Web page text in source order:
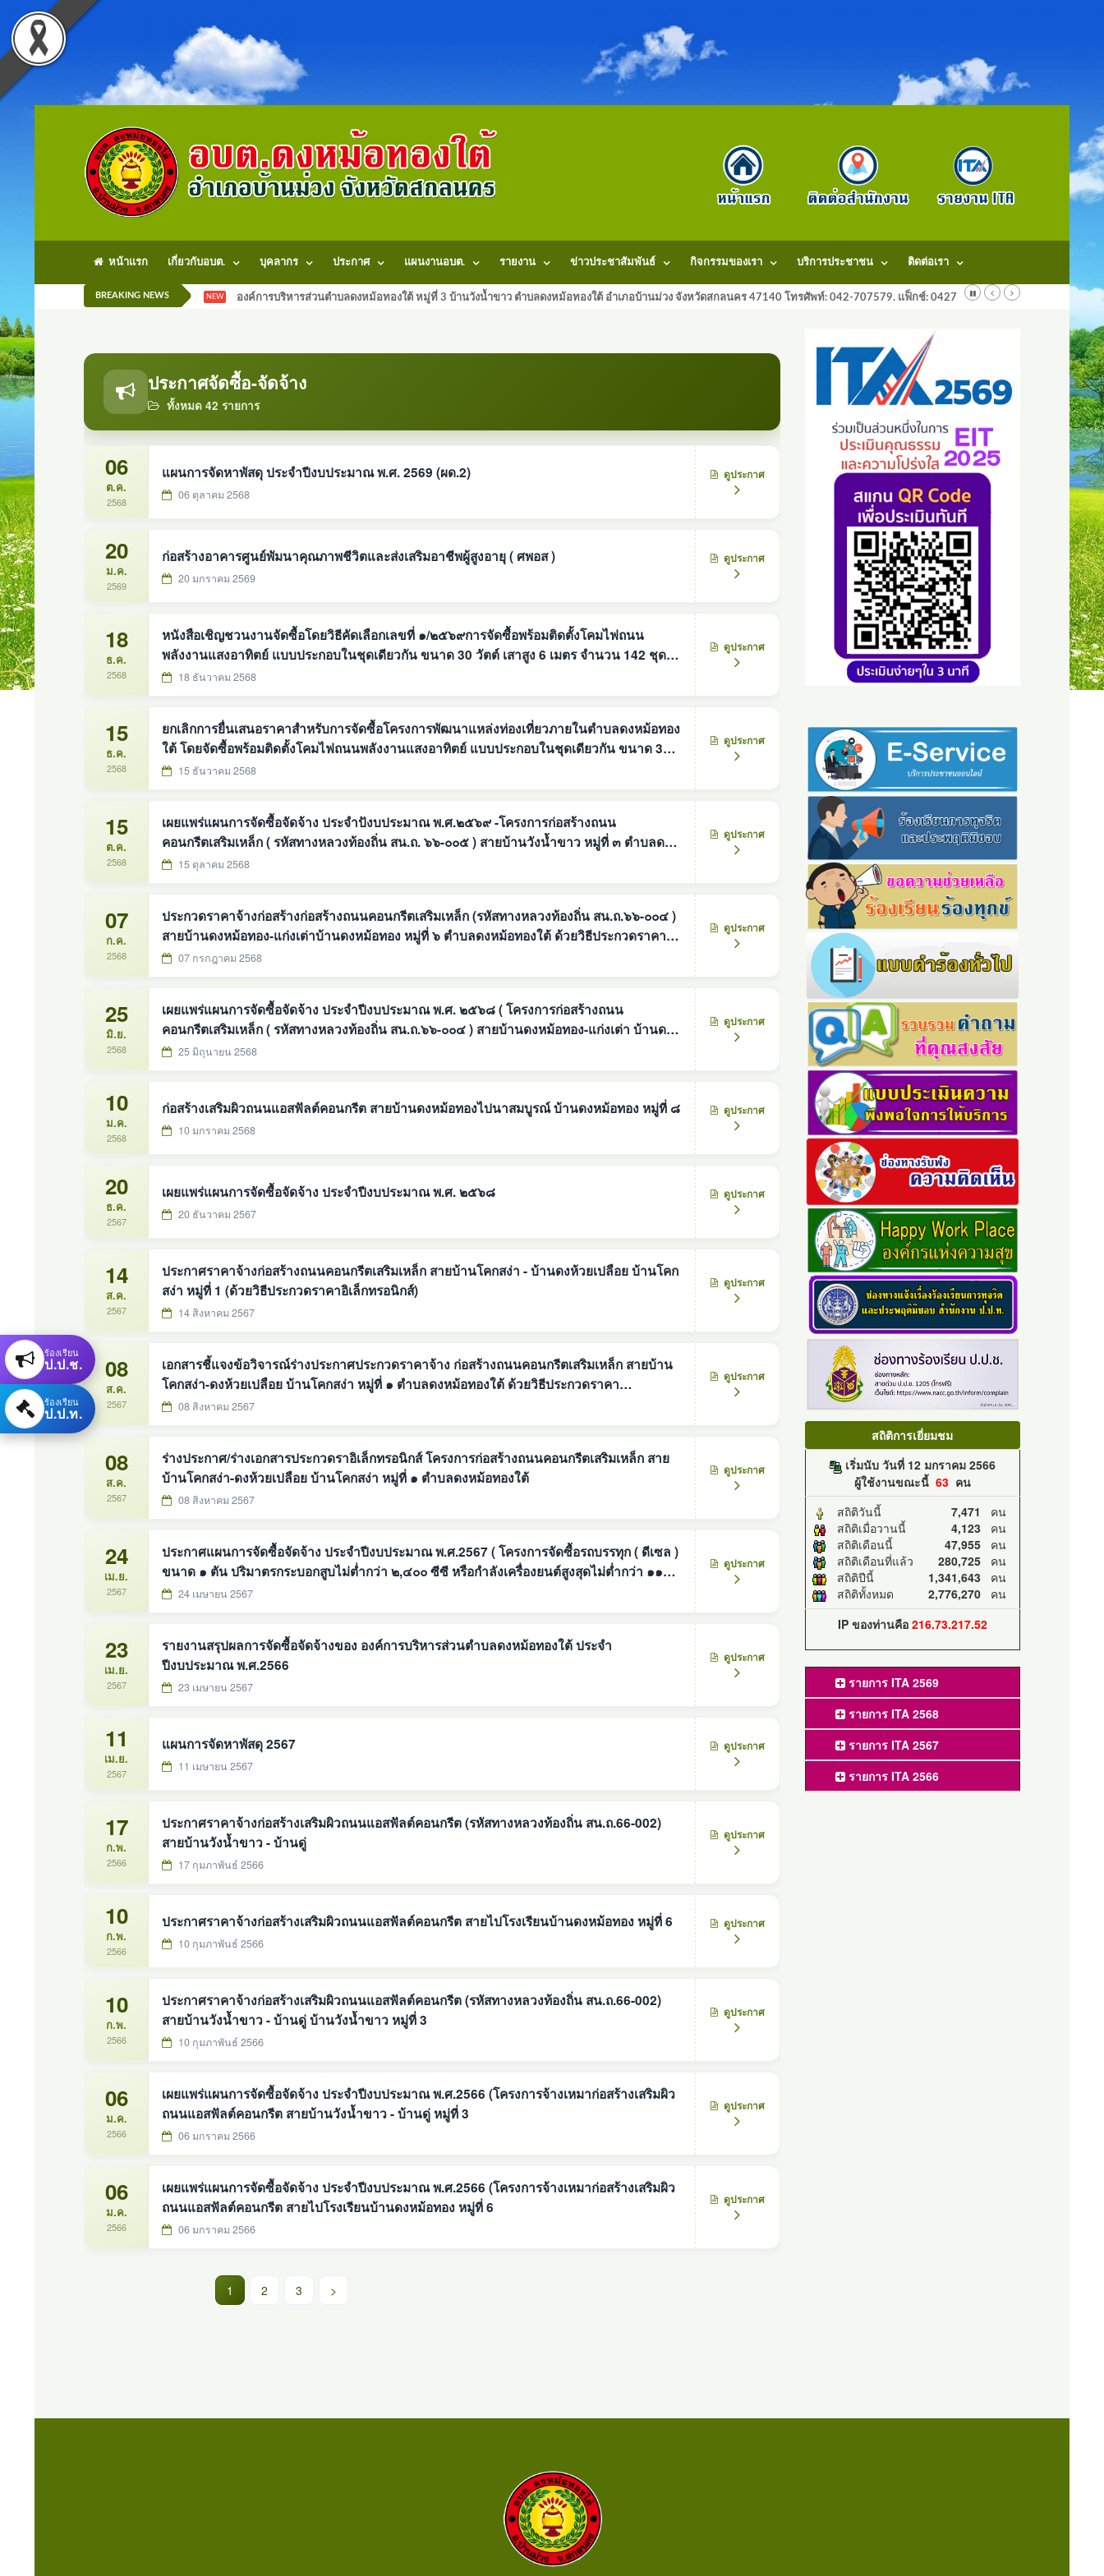
หน้าแรก เกี่ยวกับอบต. บุคลากร ประกาศ แผนงานอบต. รายงาน ข่าวประชาสัมพันธ์ กิจกรรมของเรา บริการประชาชน ติดต่อเรา
BREAKING NEWS NEW องค์การบริหารส่วนตำบลดงหม้อทองใต้ หมู่ที่ 3 บ้านวังน้ำขาว ตำบลดงหม้อทองใต้ อำเภอบ้านม่วง จังหวัดสกลนคร 47140 โทรศัพท์: 042-707579. แฟ็กช์: 042707579 E-Mail:
ประกาศจัดซื้อ-จัดจ้าง
ทั้งหมด 42 รายการ
06
ต.ค.
2568
แผนการจัดหาพัสดุ ประจำปีงบประมาณ พ.ศ. 2569 (ผด.2)
06 ตุลาคม 2568
ดูประกาศ
20
ม.ค.
2569
ก่อสร้างอาคารศูนย์พัมนาคุณภาพชีวิตและส่งเสริมอาชีพผู้สูงอายุ ( ศพอส )
20 มกราคม 2569
ดูประกาศ
18
ธ.ค.
2568
หนังสือเชิญชวนงานจัดซื้อโดยวิธีคัดเลือกเลขที่ ๑/๒๕๖๙การจัดซื้อพร้อมติดตั้งโคมไฟถนน
พลังงานแสงอาทิตย์ แบบประกอบในชุดเดียวกัน ขนาด 30 วัตต์ เสาสูง 6 เมตร จำนวน 142 ชุด
องค์การบริหารส่วนตำบลดงหม้อทองใต้ อำเภอบ้านม่วง จังหวัดสกลนคร โดยวิธีคัดเลือก ตาม
18 ธันวาคม 2568
ดูประกาศ
15
ธ.ค.
2568
ยกเลิกการยื่นเสนอราคาสำหรับการจัดซื้อโครงการพัฒนาแหล่งท่องเที่ยวภายในตำบลดงหม้อทอง
ใต้ โดยจัดซื้อพร้อมติดตั้งโคมไฟถนนพลังงานแสงอาทิตย์ แบบประกอบในชุดเดียวกัน ขนาด 30
วัตต์ เสาสูง 6 เมตร จำนวน 142 ชุด องค์การบริหารส่วนตำบลดงหม้อทองใต้ อำเภอบ้านม่วง จัง
15 ธันวาคม 2568
ดูประกาศ
15
ต.ค.
2568
เผยแพร่แผนการจัดซื้อจัดจ้าง ประจำปังบประมาณ พ.ศ.๒๕๖๙ -โครงการก่อสร้างถนน
คอนกรีตเสริมเหล็ก ( รหัสทางหลวงท้องถิ่น สน.ถ. ๖๖-๐๐๕ ) สายบ้านวังน้ำขาว หมู่ที่ ๓ ตำบลดง
หม้อทองใต้ อำเภอบ้านม่วง จังหวัดสกลนคร -บ้านหนองบ่อ หมู่ที่ ๘ ตำบลมาย อำเภอบ้านม่วง จัง
15 ตุลาคม 2568
ดูประกาศ
07
ก.ค.
2568
ประกวดราคาจ้างก่อสร้างก่อสร้างถนนคอนกรีตเสริมเหล็ก (รหัสทางหลวงท้องถิ่น สน.ถ.๖๖-๐๐๔ )
สายบ้านดงหม้อทอง-แก่งเต่าบ้านดงหม้อทอง หมู่ที่ ๖ ตำบลดงหม้อทองใต้ ด้วยวิธีประกวดราคา
อิเล็กทรอนิกส์ (e-bidding)
07 กรกฎาคม 2568
ดูประกาศ
25
มิ.ย.
2568
เผยแพร่แผนการจัดซื้อจัดจ้าง ประจำปีงบประมาณ พ.ศ. ๒๕๖๘ ( โครงการก่อสร้างถนน
คอนกรีตเสริมเหล็ก ( รหัสทางหลวงท้องถิ่น สน.ถ.๖๖-๐๐๔ ) สายบ้านดงหม้อทอง-แก่งเต่า บ้านดง
หม้อทอง หมู่ที่ ๖ )
25 มิถุนายน 2568
ดูประกาศ
10
ม.ค.
2568
ก่อสร้างเสริมผิวถนนแอสฟัลต์คอนกรีต สายบ้านดงหม้อทองไปนาสมบูรณ์ บ้านดงหม้อทอง หมู่ที่ ๘
10 มกราคม 2568
ดูประกาศ
20
ธ.ค.
2567
เผยแพร่แผนการจัดซื้อจัดจ้าง ประจำปีงบประมาณ พ.ศ. ๒๕๖๘
20 ธันวาคม 2567
ดูประกาศ
14
ส.ค.
2567
ประกาศราคาจ้างก่อสร้างถนนคอนกรีตเสริมเหล็ก สายบ้านโคกสง่า - บ้านดงห้วยเปลือย บ้านโคก
สง่า หมู่ที่ 1 (ด้วยวิธีประกวดราคาอิเล็กทรอนิกส์)
14 สิงหาคม 2567
ดูประกาศ
08
ส.ค.
2567
เอกสารชี้แจงข้อวิจารณ์ร่างประกาศประกวดราคาจ้าง ก่อสร้างถนนคอนกรีตเสริมเหล็ก สายบ้าน
โคกสง่า-ดงห้วยเปลือย บ้านโคกสง่า หมู่ที่ ๑ ตำบลดงหม้อทองใต้ ด้วยวิธีประกวดราคา
อิเล็กทรอนิกส์ (e-bidding) งบประมาณ ๗,๒๙๐,๐๐๐.๐๐ บาท ( เจ็ดล้านสองแสนเก้าหมื่นบาทถ้วน)
08 สิงหาคม 2567
ดูประกาศ
08
ส.ค.
2567
ร่างประกาศ/ร่างเอกสารประกวดราอิเล็กทรอนิกส์ โครงการก่อสร้างถนนคอนกรีตเสริมเหล็ก สาย
บ้านโคกสง่า-ดงห้วยเปลือย บ้านโคกสง่า หมู่ที่ ๑ ตำบลดงหม้อทองใต้
08 สิงหาคม 2567
ดูประกาศ
24
เม.ย.
2567
ประกาศแผนการจัดซื้อจัดจ้าง ประจำปีงบประมาณ พ.ศ.2567 ( โครงการจัดซื้อรถบรรทุก ( ดีเซล )
ขนาด ๑ ตัน ปริมาตรกระบอกสูบไม่ต่ำกว่า ๒,๔๐๐ ซีซี หรือกำลังเครื่องยนต์สูงสุดไม่ต่ำกว่า ๑๑๐
กิโลวัตต์ ขับเคลื่อน ๒ ล้อ แบบดับเบิ้ลแค็บ
24 เมษายน 2567
ดูประกาศ
23
เม.ย.
2567
รายงานสรุปผลการจัดซื้อจัดจ้างของ องค์การบริหารส่วนตำบลดงหม้อทองใต้ ประจำ
ปีงบประมาณ พ.ศ.2566
23 เมษายน 2567
ดูประกาศ
11
เม.ย.
2567
แผนการจัดหาพัสดุ 2567
11 เมษายน 2567
ดูประกาศ
17
ก.พ.
2566
ประกาศราคาจ้างก่อสร้างเสริมผิวถนนแอสฟัลต์คอนกรีต (รหัสทางหลวงท้องถิ่น สน.ถ.66-002)
สายบ้านวังน้ำขาว - บ้านดู่
17 กุมภาพันธ์ 2566
ดูประกาศ
10
ก.พ.
2566
ประกาศราคาจ้างก่อสร้างเสริมผิวถนนแอสฟัลต์คอนกรีต สายไปโรงเรียนบ้านดงหม้อทอง หมู่ที่ 6
10 กุมภาพันธ์ 2566
ดูประกาศ
10
ก.พ.
2566
ประกาศราคาจ้างก่อสร้างเสริมผิวถนนแอสฟัลต์คอนกรีต (รหัสทางหลวงท้องถิ่น สน.ถ.66-002)
สายบ้านวังน้ำขาว - บ้านดู่ บ้านวังน้ำขาว หมู่ที่ 3
10 กุมภาพันธ์ 2566
ดูประกาศ
06
ม.ค.
2566
เผยแพร่แผนการจัดซื้อจัดจ้าง ประจำปีงบประมาณ พ.ศ.2566 (โครงการจ้างเหมาก่อสร้างเสริมผิว
ถนนแอสฟัลต์คอนกรีต สายบ้านวังน้ำขาว - บ้านดู่ หมู่ที่ 3
06 มกราคม 2566
ดูประกาศ
06
ม.ค.
2566
เผยแพร่แผนการจัดซื้อจัดจ้าง ประจำปีงบประมาณ พ.ศ.2566 (โครงการจ้างเหมาก่อสร้างเสริมผิว
ถนนแอสฟัลต์คอนกรีต สายไปโรงเรียนบ้านดงหม้อทอง หมู่ที่ 6
06 มกราคม 2566
ดูประกาศ
1 (current)
2 3 >
สถิติการเยี่ยมชม
เริ่มนับ วันที่ 12 มกราคม 2566
ผู้ใช้งานขณะนี้ 63คน
สถิติวันนี้
7,471 คน
สถิติเมื่อวานนี้
4,123คน
สถิติเดือนนี้
47,955คน
สถิติเดือนที่แล้ว
280,725คน
สถิติปีนี้
1,341,643คน
สถิติทั้งหมด
2,776,270คน
IP ของท่านคือ 216.73.217.52
รายการ ITA 2569
รายการ ITA 2568
รายการ ITA 2567
รายการ ITA 2566
ร้องเรียน
ป.ป.ช.
ร้องเรียน
ป.ป.ท.